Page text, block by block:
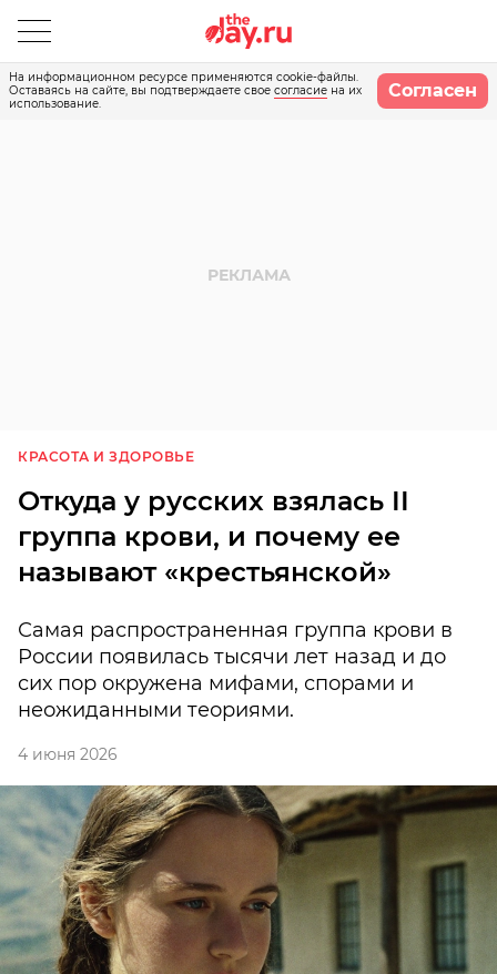
На информационном ресурсе применяются cookie-файлы.
Оставаясь на сайте, вы подтверждаете свое согласие на их
использование.
Согласен
КРАСОТА И ЗДОРОВЬЕ
Откуда у русских взялась II
группа крови, и почему ее
называют «крестьянской»
Самая распространенная группа крови в
России появилась тысячи лет назад и до
сих пор окружена мифами, спорами и
неожиданными теориями.
4 июня 2026